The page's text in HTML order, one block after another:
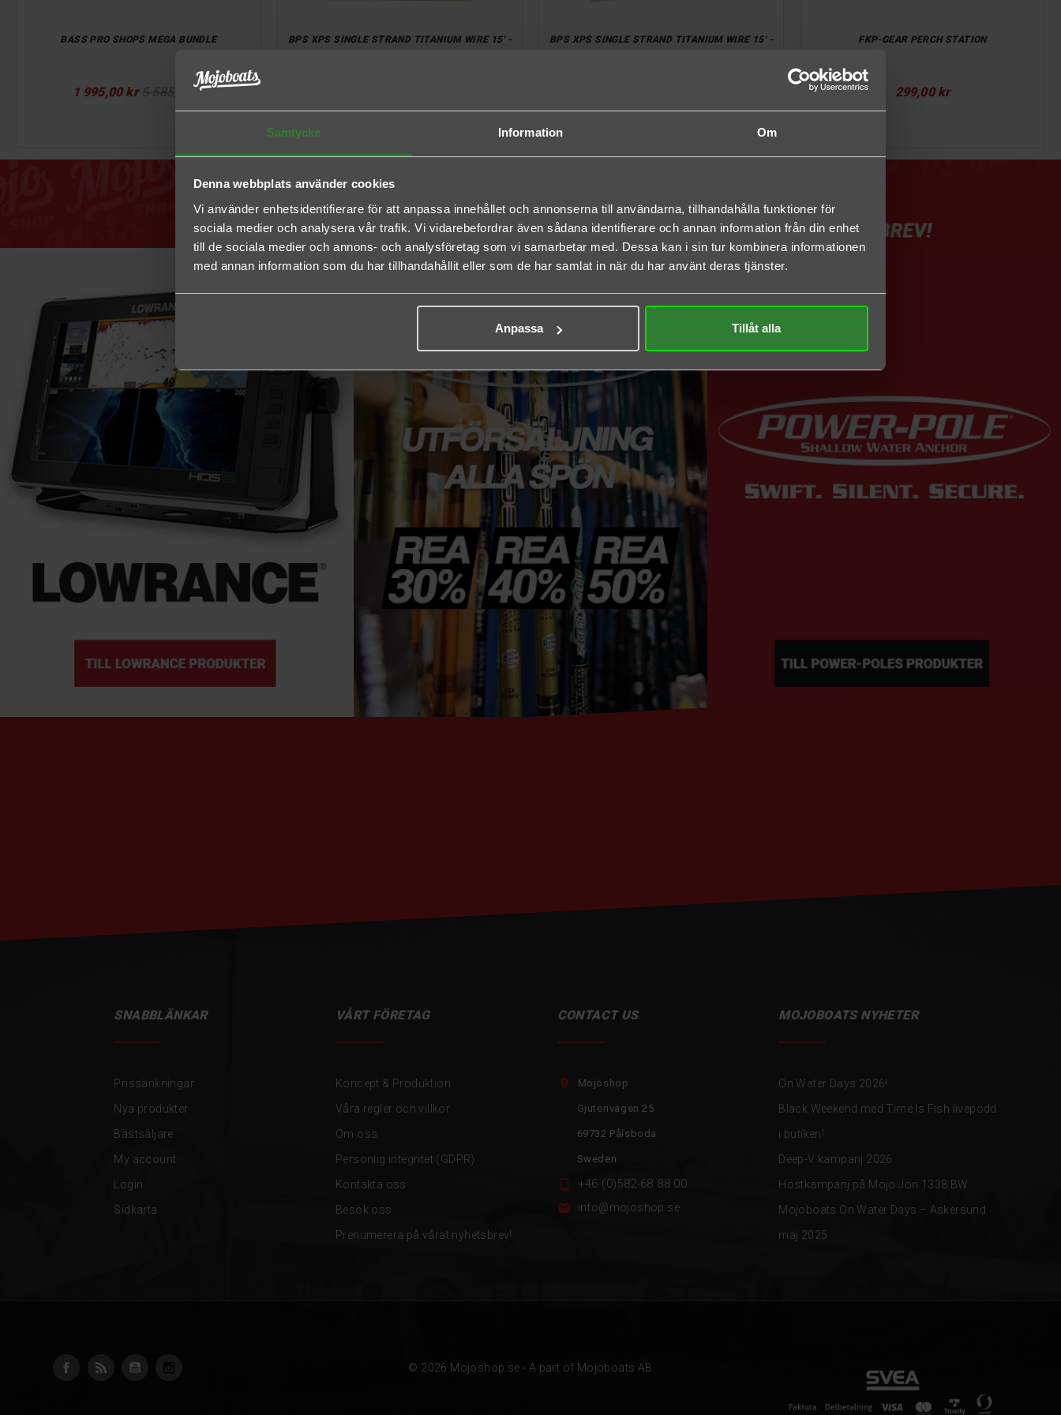
Samtycke Information Om
Denna webbplats använder cookies
Vi använder enhetsidentifierare för att anpassa innehållet och annonserna till användarna, tillhandahålla funktioner för
sociala medier och analysera vår trafik. Vi vidarebefordrar även sådana identifierare och annan information från din enhet
till de sociala medier och annons- och analysföretag som vi samarbetar med. Dessa kan i sin tur kombinera informationen
med annan information som du har tillhandahållit eller som de har samlat in när du har använt deras tjänster.
Anpassa Tillåt alla
BASS PRO SHOPS MEGA BUNDLE
Pris
1 995,00 kr Normalpris
5 585,00 kr
BPS XPS SINGLE STRAND TITANIUM WIRE 15' -
BPS XPS SINGLE STRAND TITANIUM WIRE 15' -
FKP-GEAR PERCH STATION
Pris
299,00 kr
SNABBLÄNKAR
Prissänkningar
Nya produkter
Bästsäljare
My account
Login
Sidkarta
VÅRT FÖRETAG
Koncept & Produktion
Våra regler och villkor
Om oss
Personlig integritet (GDPR)
Kontakta oss
Besök oss
Prenumerera på vårat nyhetsbrev!
CONTACT US
 Mojoshop
Gjuterivägen 25
69732 Pålsboda
Sweden

+46 (0)582-68 88 00

info@mojoshop.se
MOJOBOATS NYHETER
On Water Days 2026!
Black Weekend med Time Is Fish livepodd
i butiken!
Deep-V kampanj 2026
Höstkampanj på Mojo Jon 1338 BW
Mojoboats On Water Days – Askersund
maj 2025
Facebook
RSS © 2026 Mojoshop.se - A part of Mojoboats AB